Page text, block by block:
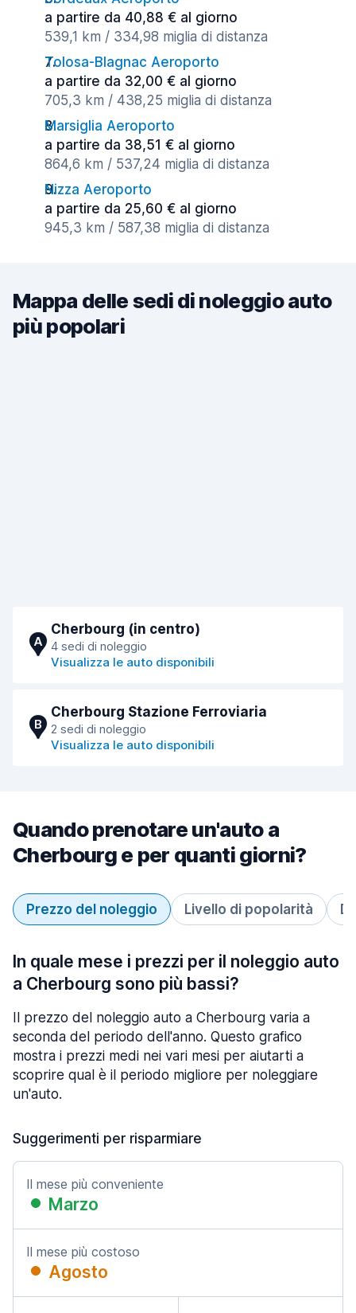
a partire da 40,88 € al giorno
539,1 km / 334,98 miglia di distanza
Tolosa-Blagnac Aeroporto
a partire da 32,00 € al giorno
705,3 km / 438,25 miglia di distanza
Marsiglia Aeroporto
a partire da 38,51 € al giorno
864,6 km / 537,24 miglia di distanza
Nizza Aeroporto
a partire da 25,60 € al giorno
945,3 km / 587,38 miglia di distanza
Mappa delle sedi di noleggio auto
più popolari
A
Cherbourg (in centro)
4 sedi di noleggio
Visualizza le auto disponibili
B
Cherbourg Stazione Ferroviaria
2 sedi di noleggio
Visualizza le auto disponibili
Quando prenotare un'auto a
Cherbourg e per quanti giorni?
Prezzo del noleggio Livello di popolarità
In quale mese i prezzi per il noleggio auto
a Cherbourg sono più bassi?
Il prezzo del noleggio auto a Cherbourg varia a
seconda del periodo dell'anno. Questo grafico
mostra i prezzi medi nei vari mesi per aiutarti a
scoprire qual è il periodo migliore per noleggiare
un'auto.
Suggerimenti per risparmiare
Il mese più conveniente
Marzo
Il mese più costoso
Agosto